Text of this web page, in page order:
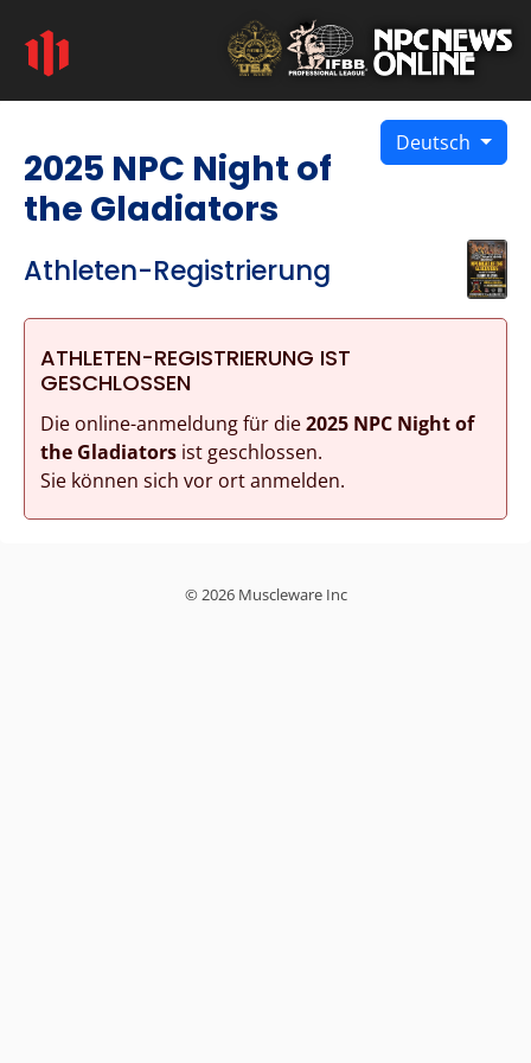
Deutsch
2025 NPC Night of
the Gladiators
Athleten-Registrierung
ATHLETEN-REGISTRIERUNG IST
GESCHLOSSEN
Die online-anmeldung für die2025 NPC Night of
the Gladiatorsist geschlossen.
Sie können sich vor ort anmelden.
© 2026 Muscleware Inc